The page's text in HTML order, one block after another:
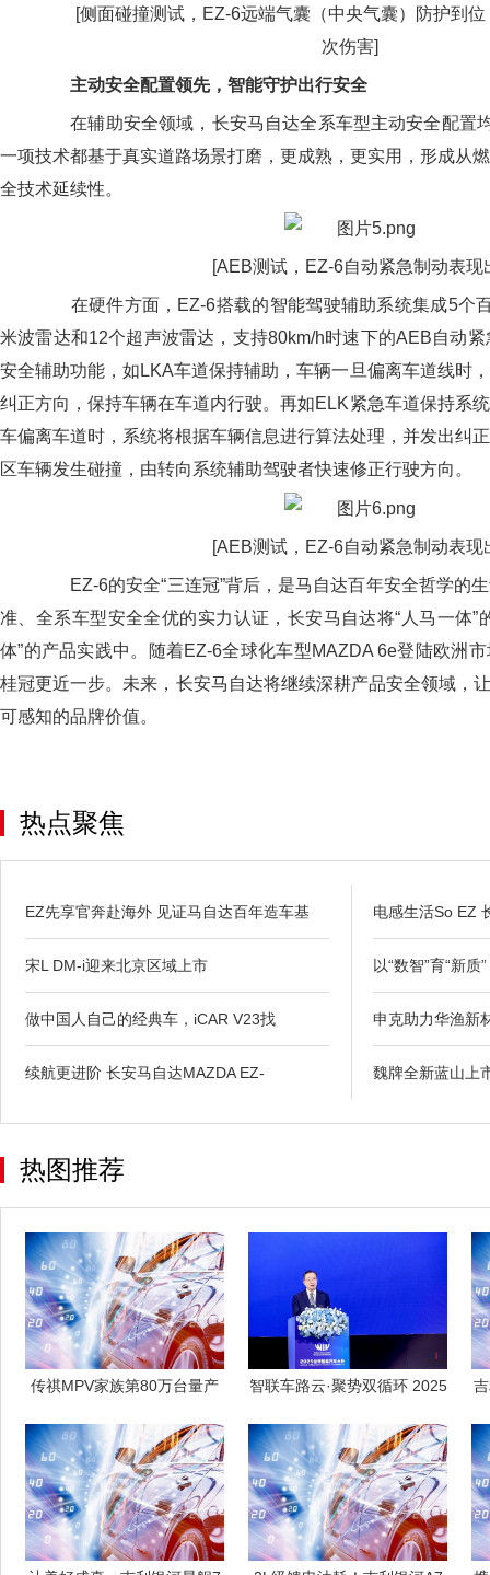
[侧面碰撞测试，EZ-6远端气囊（中央气囊）防护到位
次伤害]
主动安全配置领先，智能守护出行安全
在辅助安全领域，长安马自达全系车型主动安全配置均
一项技术都基于真实道路场景打磨，更成熟，更实用，形成从
全技术延续性。
[AEB测试，EZ-6自动紧急制动表现
在硬件方面，EZ-6搭载的智能驾驶辅助系统集成5个
米波雷达和12个超声波雷达，支持80km/h时速下的AEB自动
安全辅助功能，如LKA车道保持辅助，车辆一旦偏离车道线时
纠正方向，保持车辆在车道内行驶。再如ELK紧急车道保持系
车偏离车道时，系统将根据车辆信息进行算法处理，并发出纠
区车辆发生碰撞，由转向系统辅助驾驶者快速修正行驶方向。
[AEB测试，EZ-6自动紧急制动表现
EZ-6的安全“三连冠”背后，是马自达百年安全哲学的
准、全系车型安全全优的实力认证，长安马自达将“人马一体”
体”的产品实践中。随着EZ-6全球化车型MAZDA 6e登陆欧洲
桂冠更近一步。未来，长安马自达将继续深耕产品安全领域，
可感知的品牌价值。
热点聚焦
EZ先享官奔赴海外 见证马自达百年造车基
宋L DM-i迎来北京区域上市
做中国人自己的经典车，iCAR V23找
续航更进阶 长安马自达MAZDA EZ-
电感生活So EZ
以“数智”育“新质
申克助力华渔新
魏牌全新蓝山上
热图推荐
传祺MPV家族第80万台量产
智联车路云·聚势双循环 2025